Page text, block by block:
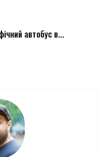
автобус в...